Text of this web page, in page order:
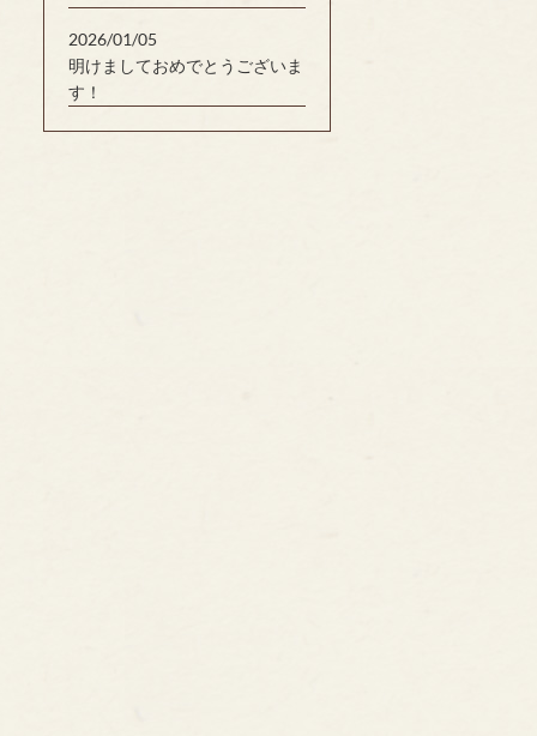
2026/01/05
明けましておめでとうございま
す！